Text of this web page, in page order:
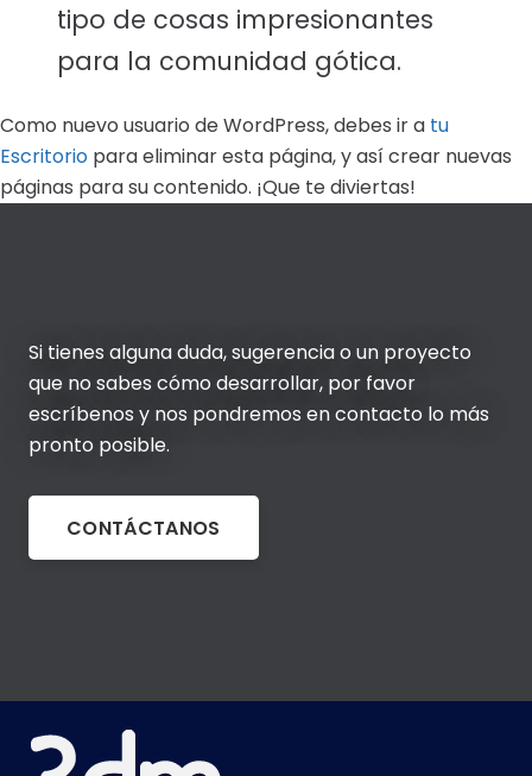
tipo de cosas impresionantes
para la comunidad gótica.
Como nuevo usuario de WordPress, debes ir a tu
Escritorio para eliminar esta página, y así crear nuevas
páginas para su contenido. ¡Que te diviertas!
Si tienes alguna duda, sugerencia o un proyecto
que no sabes cómo desarrollar, por favor
escríbenos y nos pondremos en contacto lo más
pronto posible.
CONTÁCTANOS